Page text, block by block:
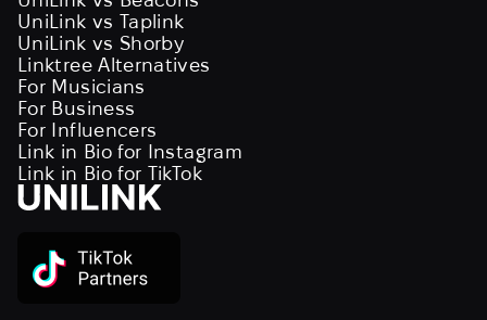
UniLink vs Taplink
UniLink vs Shorby
Linktree Alternatives
For Musicians
For Business
For Influencers
Link in Bio for Instagram
Link in Bio for TikTok